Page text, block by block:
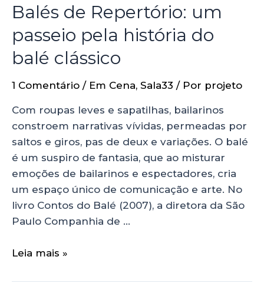
Balés de Repertório: um
passeio pela história do
balé clássico
1 Comentário / Em Cena, Sala33 / Por projeto
Com roupas leves e sapatilhas, bailarinos
constroem narrativas vívidas, permeadas por
saltos e giros, pas de deux e variações. O balé
é um suspiro de fantasia, que ao misturar
emoções de bailarinos e espectadores, cria
um espaço único de comunicação e arte. No
livro Contos do Balé (2007), a diretora da São
Paulo Companhia de …
Leia mais »